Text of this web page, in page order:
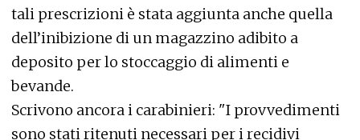
tali prescrizioni è stata aggiunta anche quella
dell’inibizione di un magazzino adibito a
deposito per lo stoccaggio di alimenti e
bevande.
Scrivono ancora i carabinieri: "I provvedimenti
sono stati ritenuti necessari per i recidivi